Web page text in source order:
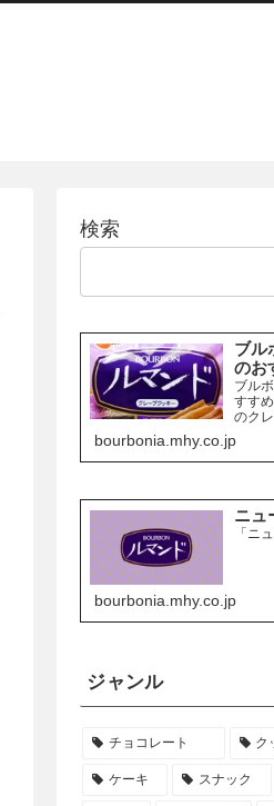
検索
ブル
のお
ブル
すす
のク
り、
お菓
ーバ
bourbonia.mhy.co.jp
ニュ
「ニ
bourbonia.mhy.co.jp
ジャンル
チョコレート ク
ケーキ スナック